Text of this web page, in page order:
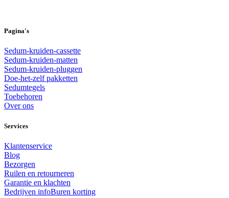
Pagina's
Sedum-kruiden-cassette
Sedum-kruiden-matten
Sedum-kruiden-pluggen
Doe-het-zelf pakketten
Sedumtegels
Toebehoren
Over ons
Services
Klantenservice
Blog
Bezorgen
Ruilen en retourneren
Garantie en klachten
Bedrijven infoBuren korting